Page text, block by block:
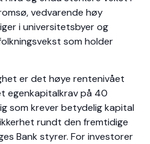
vedvarende høy
i universitetsbyer og
som holder
er det høye rentenivået
egenkapitalkrav på 40
som krever betydelig kapital
rundt den fremtidige
Bank styrer. For investorer